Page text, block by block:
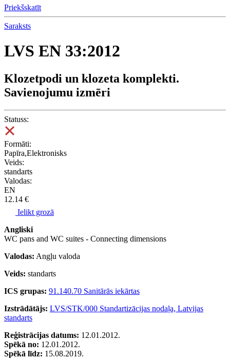
Priekšskatīt
Saraksts
LVS EN 33:2012
Klozetpodi un klozeta komplekti.
Savienojumu izmēri
Statuss:
Formāti:
Papīra,Elektronisks
Veids:
standarts
Valodas:
EN
12.14 €
Ielikt grozā
Angliski
WC pans and WC suites - Connecting dimensions
Valodas: Angļu valoda
Veids: standarts
ICS grupas: 91.140.70 Sanitārās iekārtas
Izstrādātājs: LVS/STK/000 Standartizācijas nodaļa, Latvijas
standarts
Reģistrācijas datums: 12.01.2012.
Spēkā no: 12.01.2012.
Spēkā līdz: 15.08.2019.